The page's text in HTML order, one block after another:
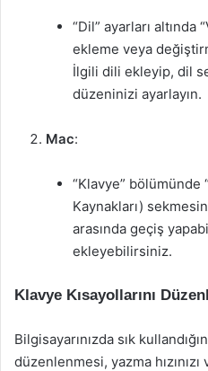
“Dil” ayarları altında
ekleme veya
İlgili dili ekleyip, dil
düzeninizi ayarlayın.
Mac:
“Klavye” bölümünde
Kaynakları)
arasında geçiş
ekleyebilirsiniz.
Klavye Kısayollarını
Bilgisayarınızda sık
düzenlenmesi, yazma